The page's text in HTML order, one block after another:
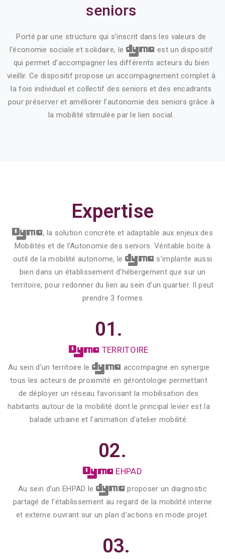
seniors
Porté par une structure qui s’inscrit dans les valeurs de
l’économie sociale et solidaire, le dyma est un dispositif
qui permet d’accompagner les différents acteurs du bien
vieillir. Ce dispositif propose un accompagnement complet à
la fois individuel et collectif des seniors et des encadrants
pour préserver et améliorer l’autonomie des seniors grâce à
la mobilité stimulée par le lien social.
Expertise
Dyma, la solution concrète et adaptable aux enjeux des
Mobilités et de l’Autonomie des seniors. Véritable boite à
outil de la mobilité autonome, le dyma s’implante aussi
bien dans un établissement d’hébergement que sur un
territoire, pour redonner du lien au sein d’un quartier. Il peut
prendre 3 formes
01.
Dyma TERRITOIRE
Au sein d’un territoire le dyma accompagne en synergie
tous les acteurs de proximité en gérontologie permettant
de déployer un réseau favorisant la mobilisation des
habitants autour de la mobilité dont le principal levier est la
balade urbaine et l’animation d’atelier mobilité.
02.
Dyma EHPAD
Au sein d’un EHPAD le dyma proposer un diagnostic
partagé de l’établissement au regard de la mobilité interne
et externe ouvrant sur un plan d’actions en mode projet.
03.